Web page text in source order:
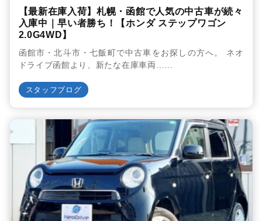
【最新在庫入荷】札幌・函館で人気の中古車が続々
入庫中｜早い者勝ち！【ホンダ ステップワゴン
2.0G4WD】
函館市・北斗市・七飯町で中古車をお探しの方へ。 ネオ
ドライブ函館より、新たな在庫車両……
スタッフブログ